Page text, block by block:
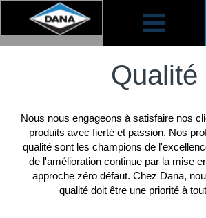
Qualité
Nous nous engageons à satisfaire nos
produits avec fierté et passion. Nos
qualité sont les champions de
de l'amélioration continue par la mise
approche zéro défaut. Chez Dana,
qualité doit être une priorité à